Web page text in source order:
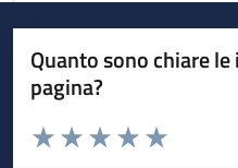
Quanto sono chiare
pagina?
Valuta da 1 a 5 stelle la pagina
Valuta 5
Valuta 4 stelle
Valuta 3 stelle su 5
Valuta 2 stelle su 5
Valuta 1 stelle su 5